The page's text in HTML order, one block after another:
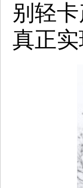
别轻
真正实